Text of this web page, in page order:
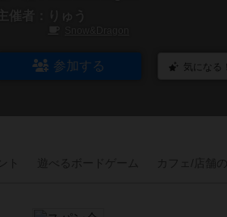
主催者：
参加する 気になる！